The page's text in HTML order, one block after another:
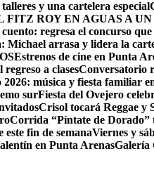
y una cartelera especial
ROY EN AGUAS A
regresa el concurso
Michael arrasa y lidera la
Estrenos de cine en Punta
a clasesConversatorio
2026: música y fiesta familiar
surFiesta del Ovejero
Crisol tocará Reggae y
Corrida “Píntate de Dorado”
fin de semanaViernes y
en Punta ArenasGalería